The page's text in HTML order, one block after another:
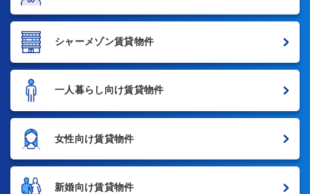
シャーメゾン賃貸物件
一人暮らし向け賃貸物件
女性向け賃貸物件
新婚向け賃貸物件